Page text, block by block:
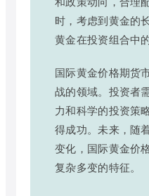
时，考虑到黄金的
黄金在投资组合中
国际黄金价格期货
战的领域。投资者
力和科学的投资策
得成功。未来，随
变化，国际黄金价
复杂多变的特征。